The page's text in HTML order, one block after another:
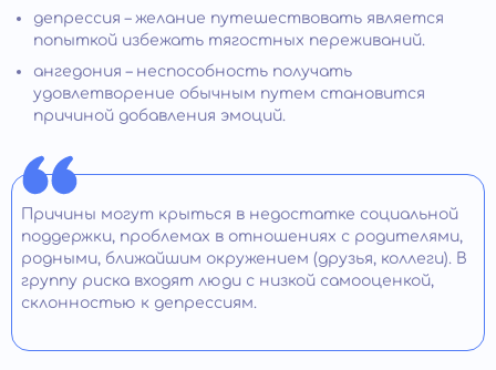
депрессия – желание путешествовать является
попыткой избежать тягостных переживаний.
ангедония – неспособность получать
удовлетворение обычным путем становится
причиной добавления эмоций.
Причины могут крыться в недостатке социальной
поддержки, проблемах в отношениях с родителями,
родными, ближайшим окружением (друзья, коллеги). В
группу риска входят люди с низкой самооценкой,
склонностью к депрессиям.